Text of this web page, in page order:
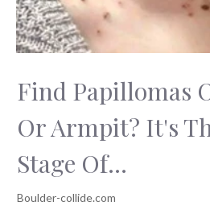
Find Papillomas
Or Armpit? It's
Stage Of...